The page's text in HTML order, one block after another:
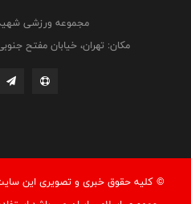
مجموعه ورزشی
مکان: تهران، خیابان مفتح
© کليه حقوق خبری و تصويری اين